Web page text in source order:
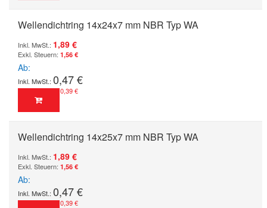
Wellendichtring 14x24x7 mm NBR Typ WA
1,89 €
1,56 €
Ab
0,47 €
0,39 €
Wellendichtring 14x25x7 mm NBR Typ WA
1,89 €
1,56 €
Ab
0,47 €
0,39 €